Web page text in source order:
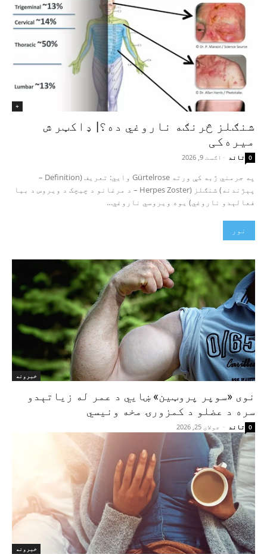
+
شنګلز څرنګه ناروغي ده؟| ډاکټر ش
میره‌کی
تاند - اګست 9, 2026 0
په جرمني ژبه کې ورته Gürtelrose وایي: تعریف (Definition –
پېژندنه) شنګلز (Herpes Zoster – د مرغانو د چیچک د ویروس د بیا
فعالېدو ناروغي) یوه ویروسي ناروغي...
نور
خبرونه
نوی «سوپر پروټین» ښايي د عمر له زیاتېدو
سره د عضلو د کمزورۍ مخه ونیسي
تاند - جولای 25, 2026 0
خبرونه